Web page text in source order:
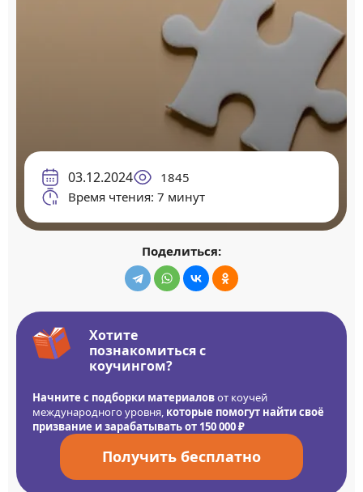
03.12.2024
1845
Время чтения: 7 минут
Поделиться:
Хотите
познакомиться с
коучингом?
Начните с подборки материаловот коучей
международного уровня, которые помогут найти своё
призвание и зарабатывать от 150 000 ₽
Получить бесплатно